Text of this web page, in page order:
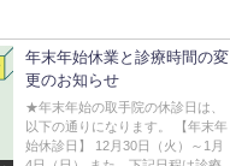
年末年始休業と診療時間の変
更のお知らせ
★年末年始の取手院の休診日は、
以下の通りになります。 【年末年
始休診日】 12月30日（火）～1月